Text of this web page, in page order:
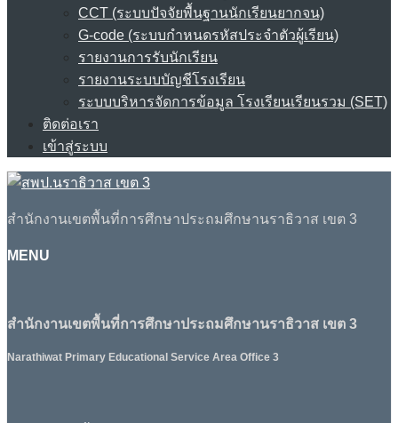
CCT (ระบบปัจจัยพื้นฐานนักเรียนยากจน)
G-code (ระบบกำหนดรหัสประจำตัวผู้เรียน)
รายงานการรับนักเรียน
รายงานระบบบัญชีโรงเรียน
ระบบบริหารจัดการข้อมูล โรงเรียนเรียนรวม (SET)
ติดต่อเรา
เข้าสู่ระบบ
สำนักงานเขตพื้นที่การศึกษาประถมศึกษานราธิวาส เขต 3
MENU
สำนักงานเขตพื้นที่การศึกษาประถมศึกษานราธิวาส เขต 3
Narathiwat Primary Educational Service Area Office 3